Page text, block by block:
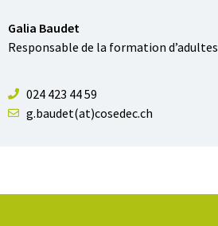
Galia Baudet
Responsable de la formation d’adultes
024 423 44 59
g.baudet(at)cosedec.ch